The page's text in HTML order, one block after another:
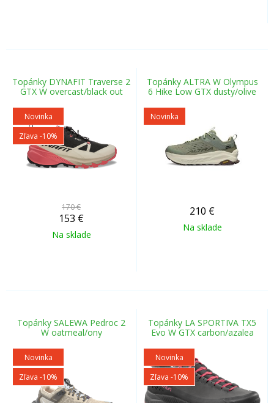
Topánky DYNAFIT Traverse 2
GTX W overcast/black out
Novinka
Zľava -10%
170 €
153 €
Na sklade
Topánky ALTRA W Olympus
6 Hike Low GTX dusty/olive
Novinka
210 €
Na sklade
Topánky SALEWA Pedroc 2
W oatmeal/ony
Novinka
Zľava -10%
Topánky LA SPORTIVA TX5
Evo W GTX carbon/azalea
Novinka
Zľava -10%